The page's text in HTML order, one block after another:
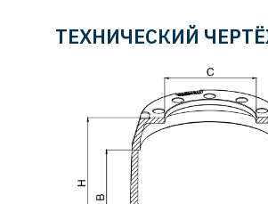
ТЕХНИЧЕСКИЙ